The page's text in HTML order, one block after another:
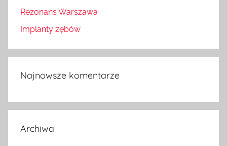
Rezonans Warszawa
Implanty zębów
Najnowsze komentarze
Archiwa